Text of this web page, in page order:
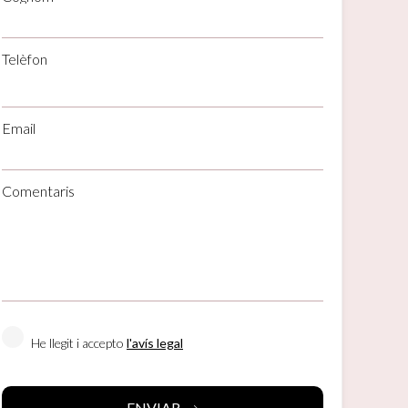
Telèfon
Email
Comentaris
He llegit i accepto l'avís legal
ho
web.